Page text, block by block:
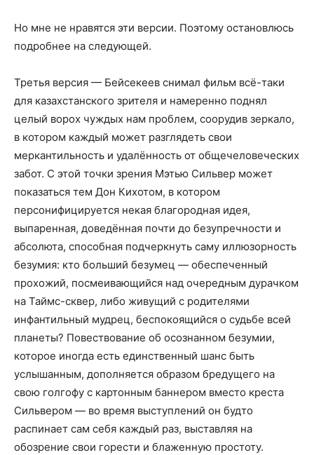
Но мне не нравятся эти версии. Поэтому остановлюсь
подробнее на следующей.
Третья версия — Бейсекеев снимал фильм всё-таки
для казахстанского зрителя и намеренно поднял
целый ворох чуждых нам проблем, соорудив зеркало,
в котором каждый может разглядеть свои
меркантильность и удалённость от общечеловеческих
забот. С этой точки зрения Мэтью Сильвер может
показаться тем Дон Кихотом, в котором
персонифицируется некая благородная идея,
выпаренная, доведённая почти до безупречности и
абсолюта, способная подчеркнуть саму иллюзорность
безумия: кто больший безумец — обеспеченный
прохожий, посмеивающийся над очередным дурачком
на Таймс-сквер, либо живущий с родителями
инфантильный мудрец, беспокоящийся о судьбе всей
планеты? Повествование об осознанном безумии,
которое иногда есть единственный шанс быть
услышанным, дополняется образом бредущего на
свою голгофу с картонным баннером вместо креста
Сильвером — во время выступлений он будто
распинает сам себя каждый раз, выставляя на
обозрение свои горести и блаженную простоту.